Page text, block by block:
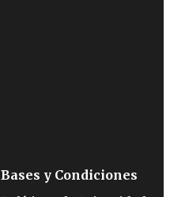
Bases y Condiciones